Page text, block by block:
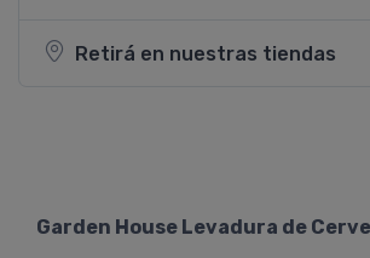
Retirá en nuestras tiendas
Garden House Levadura de